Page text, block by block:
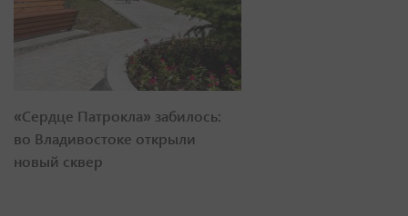
«Сердце Патрокла» забилось:
во Владивостоке открыли
новый сквер